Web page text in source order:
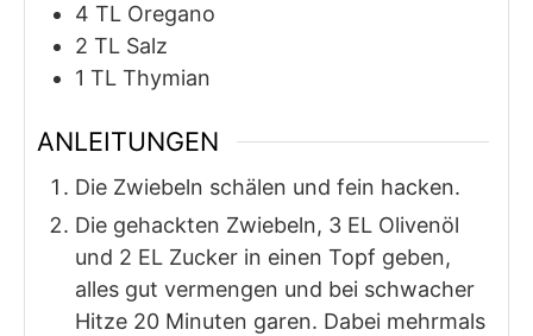
4 TL Oregano
2 TL Salz
1 TL Thymian
ANLEITUNGEN
Die Zwiebeln schälen und fein hacken.
Die gehackten Zwiebeln, 3 EL Olivenöl
und 2 EL Zucker in einen Topf geben,
alles gut vermengen und bei schwacher
Hitze 20 Minuten garen. Dabei mehrmals